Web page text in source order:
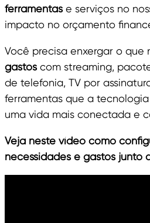
ferramentase serviços no
impacto no orçamento
Você precisa enxergar o que
gastoscom streaming,
de telefonia, TV por
ferramentas que a
uma vida mais conectada e
Veja neste vídeo como
necessidades e gastos junto